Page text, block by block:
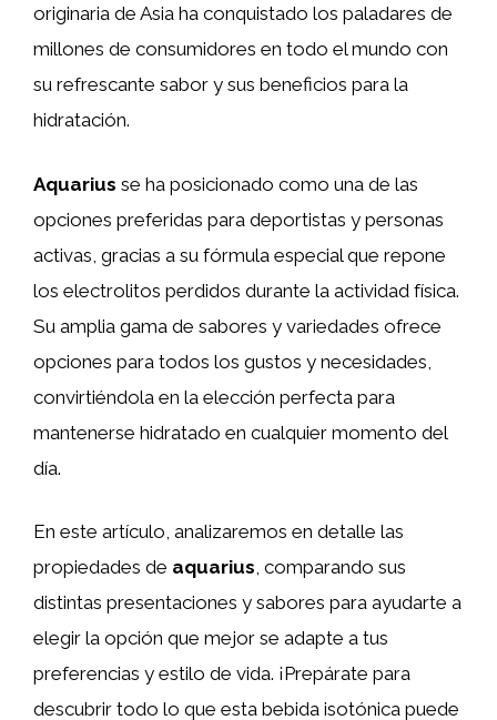
originaria de Asia ha conquistado los paladares de
millones de consumidores en todo el mundo con
su refrescante sabor y sus beneficios para la
hidratación.
Aquarius se ha posicionado como una de las
opciones preferidas para deportistas y personas
activas, gracias a su fórmula especial que repone
los electrolitos perdidos durante la actividad física.
Su amplia gama de sabores y variedades ofrece
opciones para todos los gustos y necesidades,
convirtiéndola en la elección perfecta para
mantenerse hidratado en cualquier momento del
día.
En este artículo, analizaremos en detalle las
propiedades de aquarius, comparando sus
distintas presentaciones y sabores para ayudarte a
elegir la opción que mejor se adapte a tus
preferencias y estilo de vida. ¡Prepárate para
descubrir todo lo que esta bebida isotónica puede